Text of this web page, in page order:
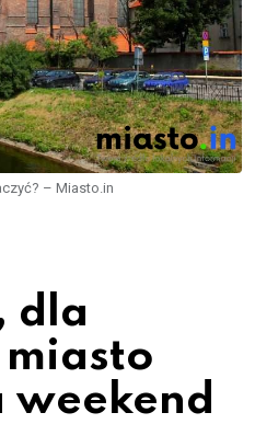
– Miasto.in
dla